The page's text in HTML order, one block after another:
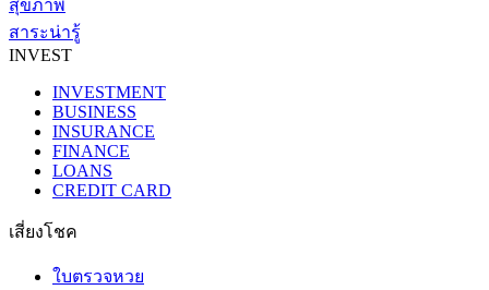
สุขภาพ
สาระน่ารู้
INVEST
INVESTMENT
BUSINESS
INSURANCE
FINANCE
LOANS
CREDIT CARD
เสี่ยงโชค
ใบตรวจหวย